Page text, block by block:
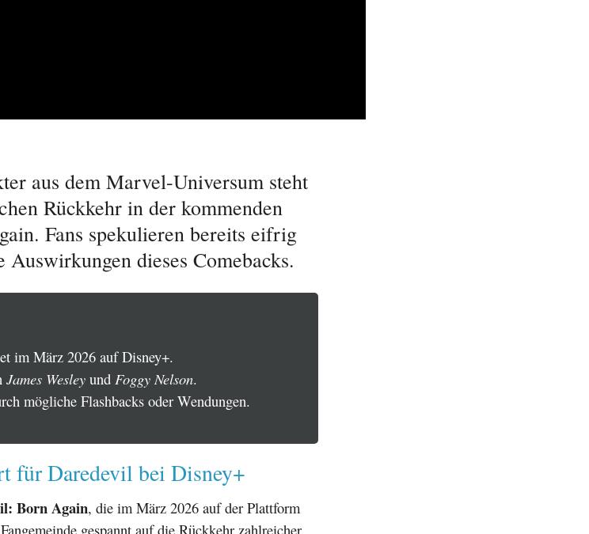
aus dem Marvel-Universum steht
Rückkehr in der kommenden
Fans spekulieren bereits eifrig
dieses Comebacks.
im März 2026 auf Disney+.
James Wesleyund Foggy Nelson.
mögliche Flashbacks oder Wendungen.
für Daredevil bei Disney+
Born Again, die im März 2026 auf der Plattform
gespannt auf die Rückkehr zahlreicher